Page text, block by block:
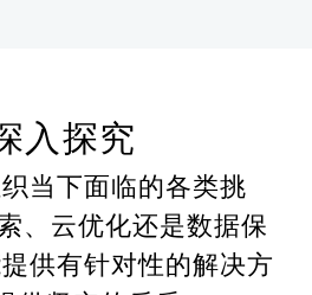
入探究
当下面临的各类挑
、云优化还是数据保
供有针对性的解决方